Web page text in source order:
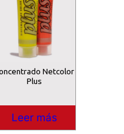
Netcolor
Plus
Leer más